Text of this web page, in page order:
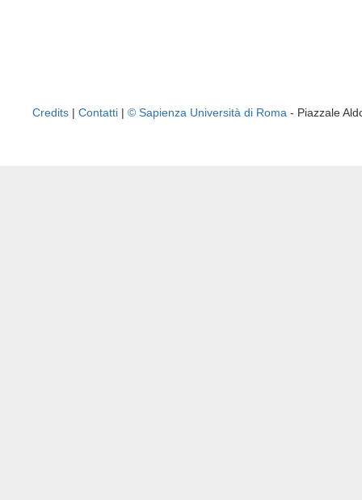
Credits | Contatti | © Sapienza Università di Roma - Piazzale